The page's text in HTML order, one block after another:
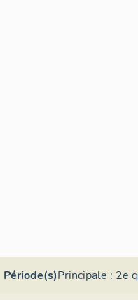
Période(s)Principale : 2e